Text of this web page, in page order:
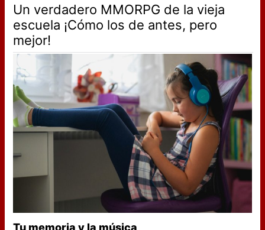
Un verdadero MMORPG de la vieja
escuela ¡Cómo los de antes, pero
mejor!
Tu memoria y la música